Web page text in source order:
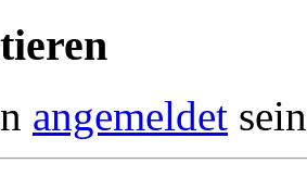
angemeldet